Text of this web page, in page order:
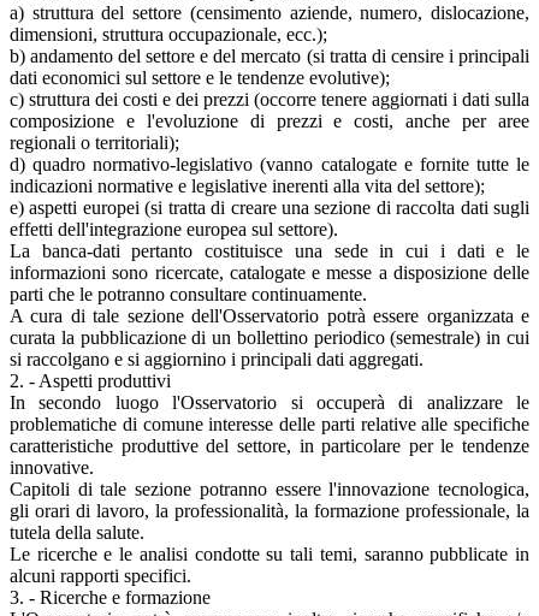
a) struttura del settore (censimento aziende, numero, dislocazione,
dimensioni, struttura occupazionale, ecc.);
b) andamento del settore e del mercato (si tratta di censire i principali
dati economici sul settore e le tendenze evolutive);
c) struttura dei costi e dei prezzi (occorre tenere aggiornati i dati sulla
composizione e l'evoluzione di prezzi e costi, anche per aree
regionali o territoriali);
d) quadro normativo-legislativo (vanno catalogate e fornite tutte le
indicazioni normative e legislative inerenti alla vita del settore);
e) aspetti europei (si tratta di creare una sezione di raccolta dati sugli
effetti dell'integrazione europea sul settore).
La banca-dati pertanto costituisce una sede in cui i dati e le
informazioni sono ricercate, catalogate e messe a disposizione delle
parti che le potranno consultare continuamente.
A cura di tale sezione dell'Osservatorio potrà essere organizzata e
curata la pubblicazione di un bollettino periodico (semestrale) in cui
si raccolgano e si aggiornino i principali dati aggregati.
2. - Aspetti produttivi
In secondo luogo l'Osservatorio si occuperà di analizzare le
problematiche di comune interesse delle parti relative alle specifiche
caratteristiche produttive del settore, in particolare per le tendenze
innovative.
Capitoli di tale sezione potranno essere l'innovazione tecnologica,
gli orari di lavoro, la professionalità, la formazione professionale, la
tutela della salute.
Le ricerche e le analisi condotte su tali temi, saranno pubblicate in
alcuni rapporti specifici.
3. - Ricerche e formazione